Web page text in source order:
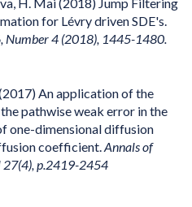
H. Mai (2018) Jump Filtering
for Lévry driven SDE's.
Number 4 (2018), 1445-1480.
An application of the
pathwise weak error in the
one-dimensional diffusion
coefficient. Annals of
27(4), p.2419-2454